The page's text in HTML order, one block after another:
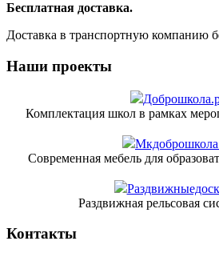
Бесплатная доставка.
Доставка в транспортную компанию
Наши проекты
Комплектация школ в рамках
Современная мебель для
Раздвижная рельсовая
Контакты